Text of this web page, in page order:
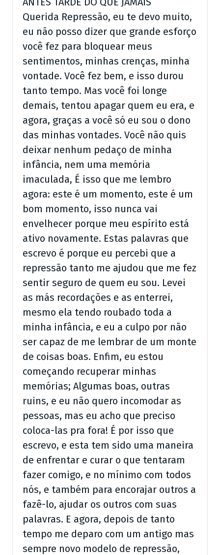
Querida Repressão, eu te devo muito,
eu não posso dizer que grande esforço
você fez para bloquear meus
sentimentos, minhas crenças, minha
vontade. Você fez bem, e isso durou
tanto tempo. Mas você foi longe
demais, tentou apagar quem eu era, e
agora, graças a você só eu sou o dono
das minhas vontades. Você não quis
deixar nenhum pedaço de minha
infância, nem uma memória
imaculada, É isso que me lembro
agora: este é um momento, este é um
bom momento, isso nunca vai
envelhecer porque meu espírito está
ativo novamente. Estas palavras que
escrevo é porque eu percebi que a
repressão tanto me ajudou que me fez
sentir seguro de quem eu sou. Levei
as más recordações e as enterrei,
mesmo ela tendo roubado toda a
minha infância, e eu a culpo por não
ser capaz de me lembrar de um monte
de coisas boas. Enfim, eu estou
começando recuperar minhas
memórias; Algumas boas, outras
ruins, e eu não quero incomodar as
pessoas, mas eu acho que preciso
coloca-las pra fora! É por isso que
escrevo, e esta tem sido uma maneira
de enfrentar e curar o que tentaram
fazer comigo, e no mínimo com todos
nós, e também para encorajar outros a
fazê-lo, ajudar os outros com suas
palavras. E agora, depois de tanto
tempo me deparo com um antigo mas
sempre novo modelo de repressão,